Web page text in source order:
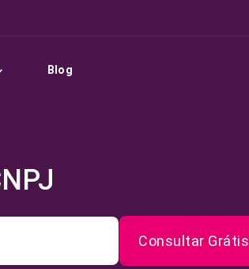
Blog
Consultar Grátis